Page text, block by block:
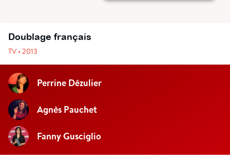
Doublage français
TV • 2013
Perrine Dézulier
Agnès Pauchet
Fanny Gusciglio